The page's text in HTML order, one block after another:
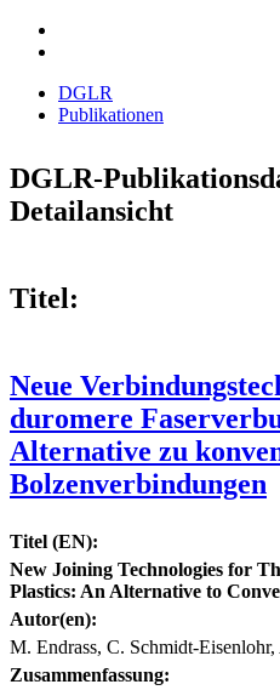
DGLR
Publikationen
DGLR-
Detailansicht
Titel:
Neue
duromere
Alternative zu
Bolzenverbindungen
Titel (EN):
New Joining Technologies for
Plastics: An Alternative to
Autor(en):
M. Endrass, C. Schmidt-
Zusammenfassung: